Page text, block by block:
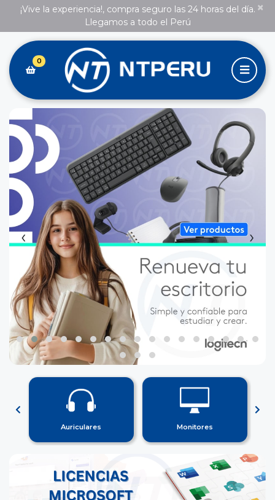
¡Vive la experiencia!, compra seguro las 24 horas del día.
Llegamos a todo el Perú
×
0
‹ ›
Auriculares Monitores